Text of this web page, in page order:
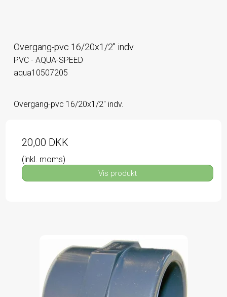
Overgang-pvc 16/20x1/2" indv.
PVC - AQUA-SPEED
aqua10507205
Overgang-pvc 16/20x1/2" indv.
20,00 DKK
(inkl. moms)
Vis produkt